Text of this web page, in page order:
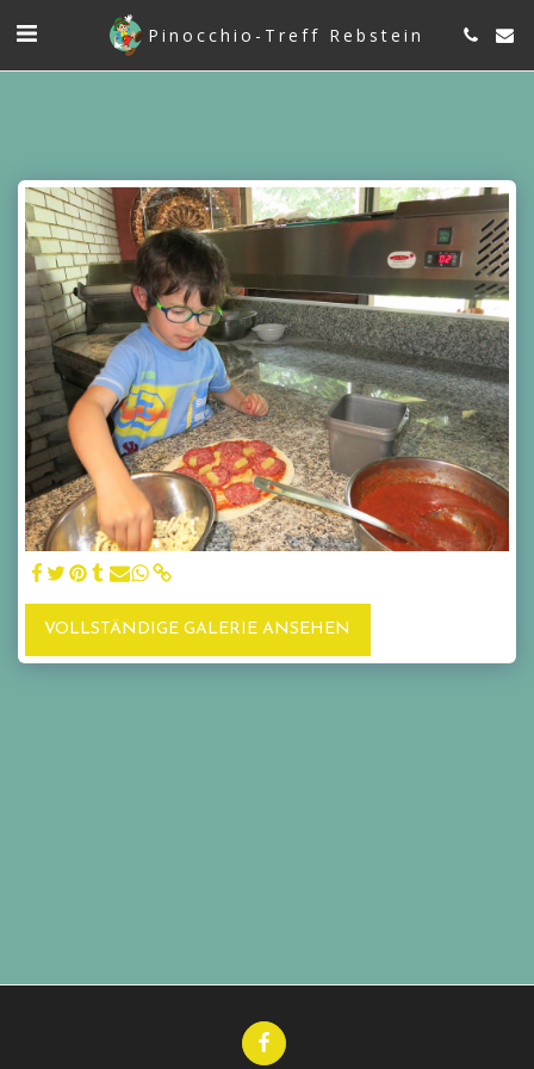
Pinocchio-Treff Rebstein
VOLLSTÄNDIGE GALERIE ANSEHEN